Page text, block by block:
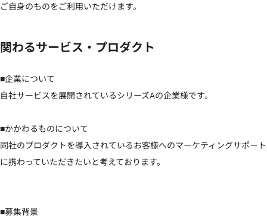
ご自身のものをご利用いただけます。
関わるサービス・プロダクト
■企業について
自社サービスを展開されているシリーズAの企業様です。
■かかわるものについて
同社のプロダクトを導入されているお客様へのマーケティングサポート
に携わっていただきたいと考えております。
■募集背景